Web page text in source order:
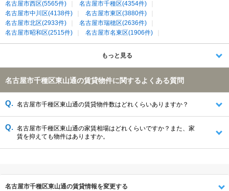
名古屋市西区(5565件)
名古屋市千種区(4354件)
名古屋市中川区(4138件)
名古屋市東区(3880件)
名古屋市北区(2933件)
名古屋市瑞穂区(2636件)
名古屋市昭和区(2515件)
名古屋市名東区(1906件)
名古屋市熱田区(1890件)
名古屋市南区(1871件)
名古屋市緑区(1455件)
北名古屋市(482件)
尾張旭市(258件)
西春日井郡豊山町(135件)
もっと見る
名古屋市千種区東山通の賃貸物件に関するよくある質問
名古屋市千種区東山通の賃貸物件数はどれくらいありますか？
名古屋市千種区東山通の家賃相場はどれくらいですか？また、家
賃を抑えても物件はありますか。
名古屋市千種区東山通の賃貸情報を変更する